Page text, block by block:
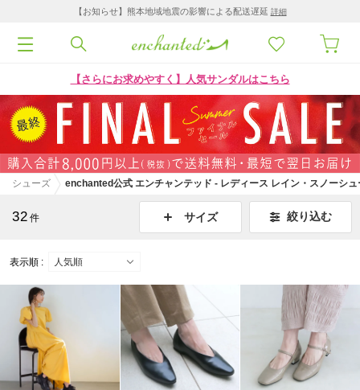
【お知らせ】熊本地域地震の影響による配送遅延 詳細
【さらにお求めやすく】人気サンダルはこちら
シューズ enchanted公式 エンチャンテッド - レディース レイン・スノーシュ
32 件 サイズ 絞り込む
表示順 :